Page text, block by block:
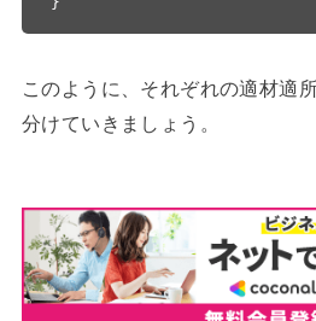
このように、それぞれの適材適
分けていきましょう。